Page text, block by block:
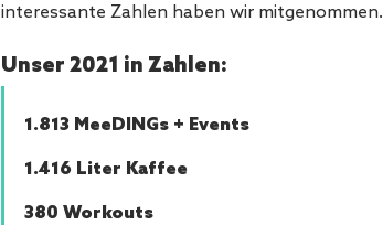
interessante Zahlen haben wir mitgenommen.
Unser 2021 in Zahlen:
1.813 MeeDINGs + Events
1.416 Liter Kaffee
380 Workouts